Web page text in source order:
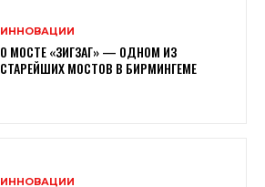
ИННОВАЦИИ
О МОСТЕ «ЗИГЗАГ» — ОДНОМ ИЗ
СТАРЕЙШИХ МОСТОВ В БИРМИНГЕМЕ
ИННОВАЦИИ